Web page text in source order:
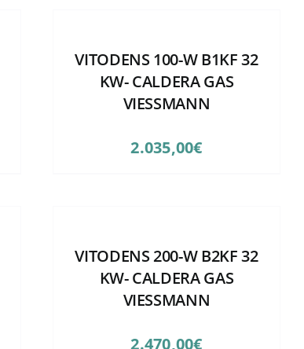
VITODENS 100-W B1KF 32
KW- CALDERA GAS
VIESSMANN
2.035,00€
VITODENS 200-W B2KF 32
KW- CALDERA GAS
VIESSMANN
2.470,00€